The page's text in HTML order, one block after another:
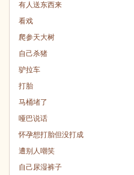
有人送东西来
看戏
爬参天大树
自己杀猪
驴拉车
打胎
马桶堵了
哑巴说话
怀孕想打胎但没打成
遭别人嘲笑
自己尿湿裤子